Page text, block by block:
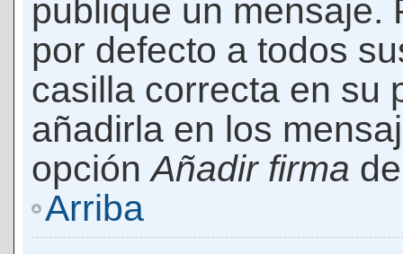
publique un mensaje.
por defecto a todos
casilla correcta en su
añadirla en los
opciónAñadir firma
Arriba